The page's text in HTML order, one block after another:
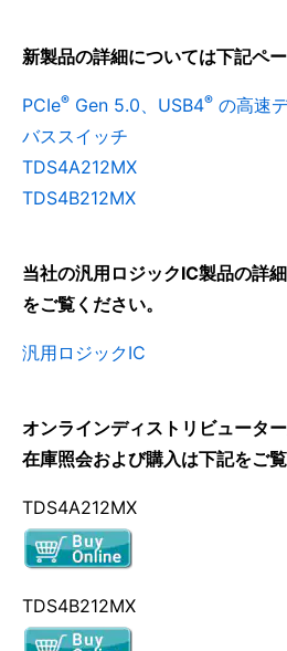
新製品の詳細については下記ペ
PCIe® Gen 5.0、USB4® の高速
バススイッチ
TDS4A212MX
TDS4B212MX
当社の汎用ロジックIC製品の詳
をご覧ください。
汎用ロジックIC
オンラインディストリビュータ
在庫照会および購入は下記をご
TDS4A212MX
TDS4B212MX